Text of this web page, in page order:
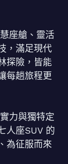
座艙、靈活
，滿足現代
探險，皆能
每趟旅程更
力與獨特定
人座SUV 的
為征服而來